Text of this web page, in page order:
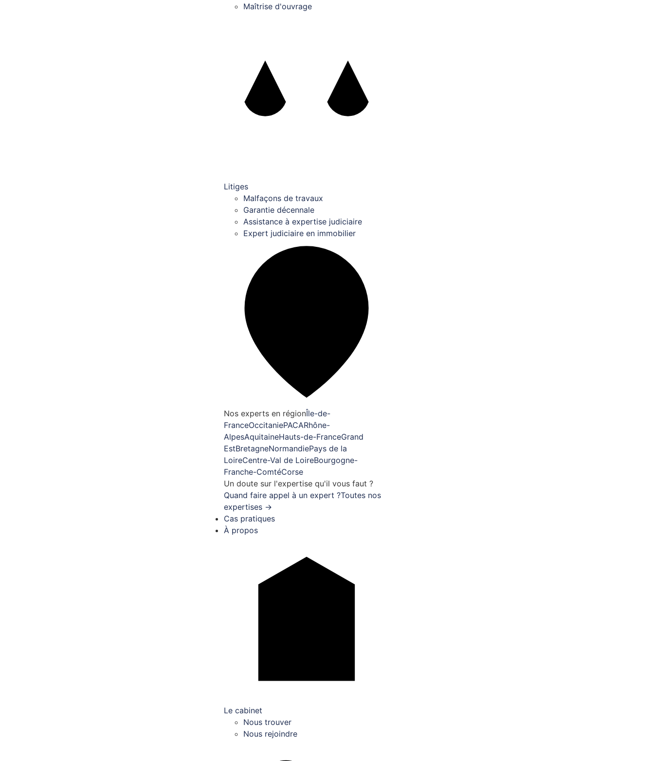
Maîtrise d'ouvrage
Litiges
Malfaçons de travaux
Garantie décennale
Assistance à expertise judiciaire
Expert judiciaire en immobilier
Nos experts en régionÎle-de-
FranceOccitaniePACARhône-
AlpesAquitaineHauts-de-FranceGrand
EstBretagneNormandiePays de la
LoireCentre-Val de LoireBourgogne-
Franche-ComtéCorse
Un doute sur l'expertise qu'il vous faut ?
Quand faire appel à un expert ?Toutes nos
expertises →
Cas pratiques
À propos
Le cabinet
Nous trouver
Nous rejoindre